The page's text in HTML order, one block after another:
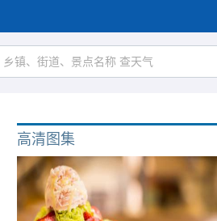
高清图集